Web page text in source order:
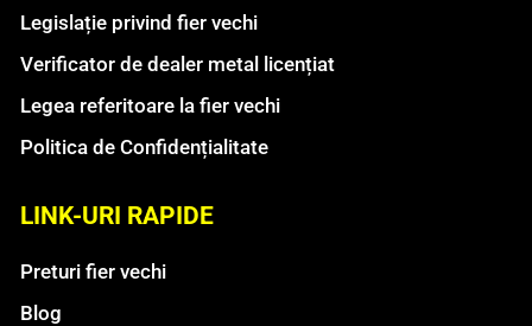
Legislație privind fier vechi
Verificator de dealer metal licențiat
Legea referitoare la fier vechi
Politica de Confidențialitate
LINK-URI RAPIDE
Preturi fier vechi
Blog